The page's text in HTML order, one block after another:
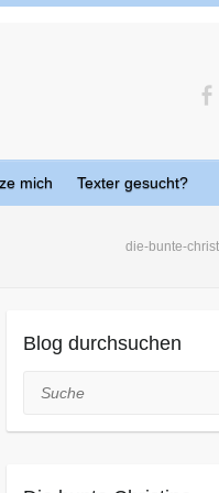
mich Texter gesucht?
die-bunte-
Blog durchsuchen
Suche